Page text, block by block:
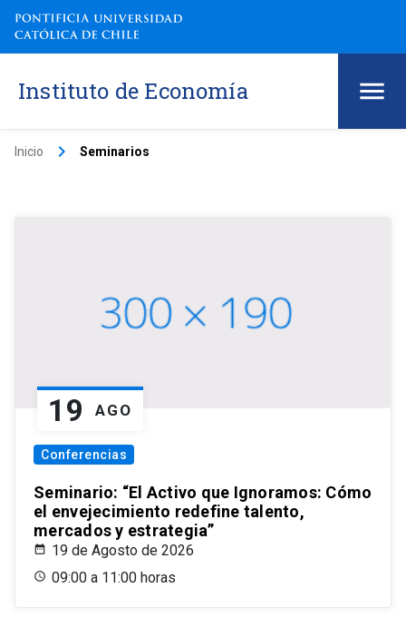
Instituto de Economía
Inicio keyboard_arrow_right Seminarios
19 AGO
Conferencias
Seminario: “El Activo que Ignoramos: Cómo
el envejecimiento redefine talento,
mercados y estrategia”
19 de Agosto de 2026
09:00 a 11:00 horas